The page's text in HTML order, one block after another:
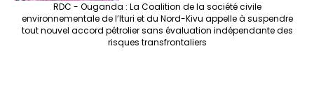
RDC - Ouganda : La Coalition de la société civile
environnementale de l’Ituri et du Nord-Kivu appelle à suspendre
tout nouvel accord pétrolier sans évaluation indépendante des
risques transfrontaliers